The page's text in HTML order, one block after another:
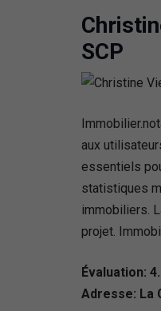
SCP
aux
essentiels
statistiques
immobiliers.
projet.
Évaluation:
Adresse: La